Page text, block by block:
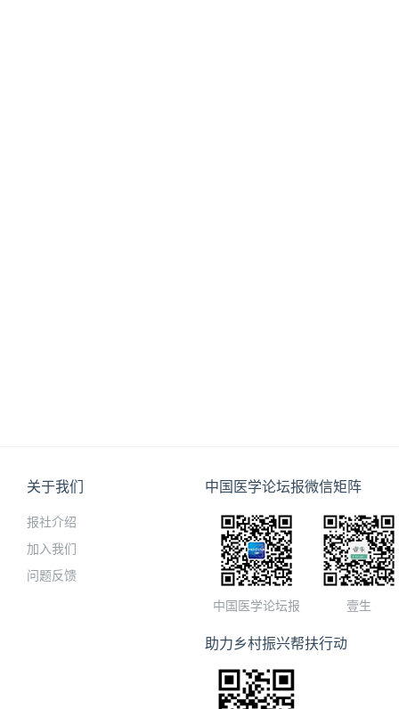
关于我们
报社介绍
加入我们
问题反馈
中国医学论坛报微信矩阵
中国医学论坛报 壹生
助力乡村振兴帮扶行动